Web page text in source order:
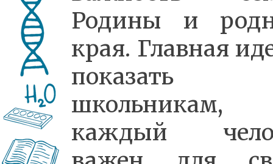
Родины и
края. Главная
показать
школьникам,
каждый